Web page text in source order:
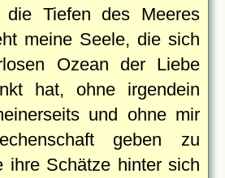
Tiefen des Meeres
meine Seele, die sich
Ozean der Liebe
hat, ohne irgendein
und ohne mir
geben zu
ihre Schätze hinter sich